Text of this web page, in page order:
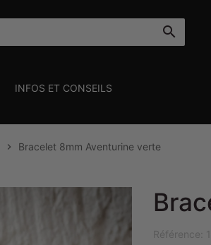

INFOS ET CONSEILS
 Bracelet 8mm Aventurine verte
Référence: